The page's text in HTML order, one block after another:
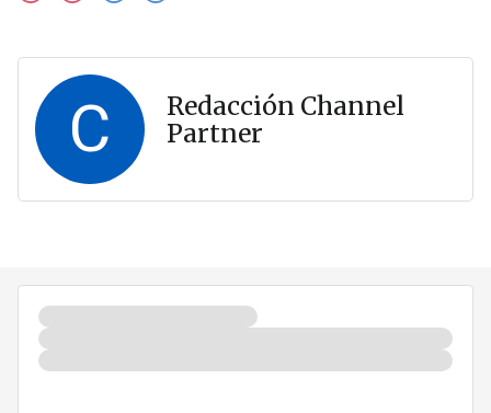
C
Redacción Channel
Partner